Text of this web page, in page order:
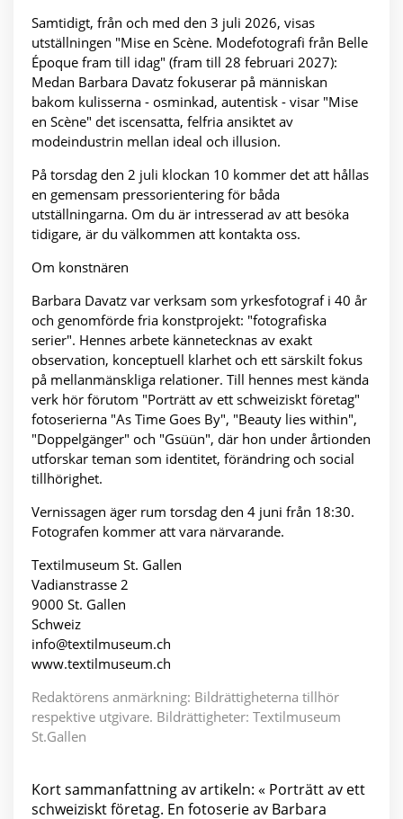
Samtidigt, från och med den 3 juli 2026, visas
utställningen "Mise en Scène. Modefotografi från Belle
Époque fram till idag" (fram till 28 februari 2027):
Medan Barbara Davatz fokuserar på människan
bakom kulisserna - osminkad, autentisk - visar "Mise
en Scène" det iscensatta, felfria ansiktet av
modeindustrin mellan ideal och illusion.
På torsdag den 2 juli klockan 10 kommer det att hållas
en gemensam pressorientering för båda
utställningarna. Om du är intresserad av att besöka
tidigare, är du välkommen att kontakta oss.
Om konstnären
Barbara Davatz var verksam som yrkesfotograf i 40 år
och genomförde fria konstprojekt: "fotografiska
serier". Hennes arbete kännetecknas av exakt
observation, konceptuell klarhet och ett särskilt fokus
på mellanmänskliga relationer. Till hennes mest kända
verk hör förutom "Porträtt av ett schweiziskt företag"
fotoserierna "As Time Goes By", "Beauty lies within",
"Doppelgänger" och "Gsüün", där hon under årtionden
utforskar teman som identitet, förändring och social
tillhörighet.
Vernissagen äger rum torsdag den 4 juni från 18:30.
Fotografen kommer att vara närvarande.
Textilmuseum St. Gallen
Vadianstrasse 2
9000 St. Gallen
Schweiz
info@textilmuseum.ch
www.textilmuseum.ch
Redaktörens anmärkning: Bildrättigheterna tillhör
respektive utgivare. Bildrättigheter: Textilmuseum
St.Gallen
Kort sammanfattning av artikeln: « Porträtt av ett
schweiziskt företag. En fotoserie av Barbara